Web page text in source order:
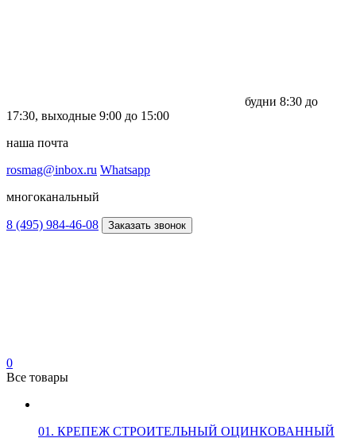
будни 8:30 до
17:30, выходные 9:00 до 15:00
наша почта
rosmag@inbox.ru Whatsapp
многоканальный
8 (495) 984-46-08 Заказать звонок
0
Все товары
01. КРЕПЕЖ СТРОИТЕЛЬНЫЙ ОЦИНКОВАННЫЙ